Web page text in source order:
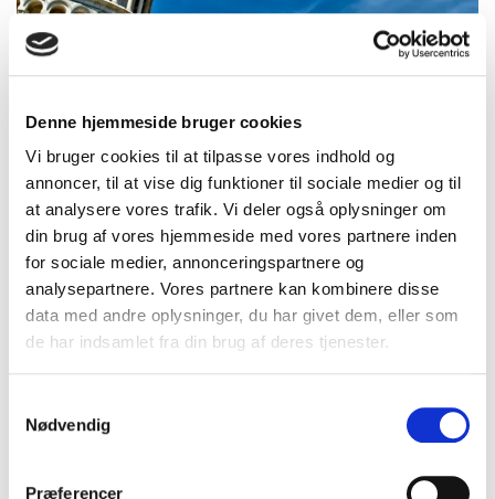
Denne hjemmeside bruger cookies
Vi bruger cookies til at tilpasse vores indhold og
annoncer, til at vise dig funktioner til sociale medier og til
at analysere vores trafik. Vi deler også oplysninger om
din brug af vores hjemmeside med vores partnere inden
for sociale medier, annonceringspartnere og
analysepartnere. Vores partnere kan kombinere disse
data med andre oplysninger, du har givet dem, eller som
de har indsamlet fra din brug af deres tjenester.
Nødvendig
Præferencer
Pisa